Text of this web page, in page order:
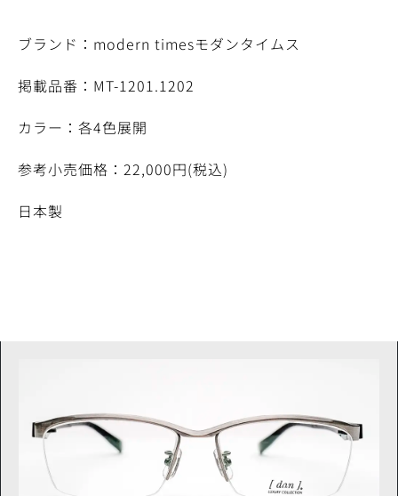
ブランド：modern timesモダンタイムス
掲載品番：MT-1201.1202
カラー：各4色展開
参考小売価格：22,000円(税込)
日本製